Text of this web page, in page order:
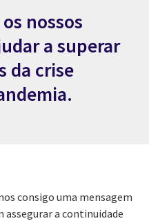
nossos
a superar
da crise
consigo uma mensagem
assegurar a continuidade